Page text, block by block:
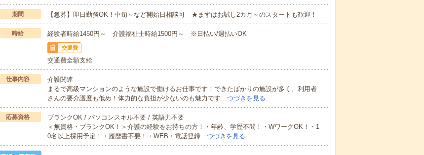
期間 【急募】即日勤務OK！中旬～など開始日相談可 ★まずはお試し2カ月～のスタートも歓迎！
時給 経験者時給1450円～ 介護福祉士時給1500円～ ※日払い/週払いOK
交通費
交通費全額支給
仕事内容
介護関連
まるで高級マンションのような施設で働けるお仕事です！できたばかりの施設が多く、利用者
さんの要介護度も低め！体力的な負担が少ないのも魅力です…つづきを見る
応募資格
ブランクOK / パソコンスキル不要 / 英語力不要
＜無資格・ブランクOK！＞介護の経験をお持ちの方！・年齢、学歴不問！・WワークOK！・1
0名以上採用予定！・履歴書不要！・WEB・電話登録…つづきを見る